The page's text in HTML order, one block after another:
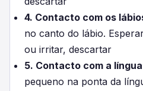
4. Contacto com os
no canto do lábio.
ou irritar, descartar
5. Contacto com a
pequeno na ponta da